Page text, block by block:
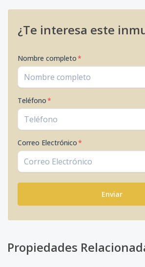
¿Te interesa este
Nombre completo*
Teléfono*
Correo Electrónico*
Enviar
Propiedades